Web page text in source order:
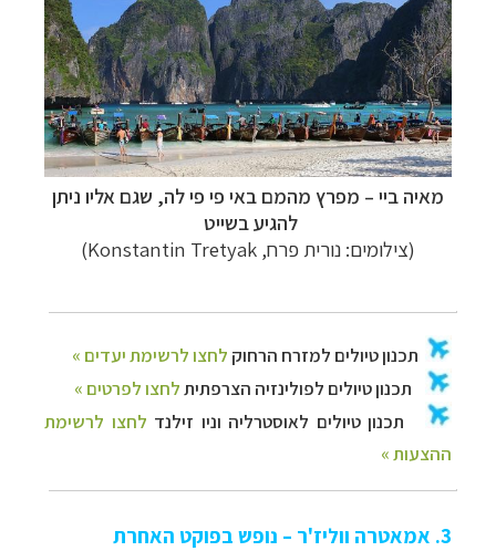
מאיה ביי – מפרץ מהמם באי פי פי לה, שגם אליו ניתן
להגיע בשייט
(צילומים: נורית פרח, Konstantin Tretyak)
3. אמאטרה ווליז'ר – נופש בפוקט האחרת